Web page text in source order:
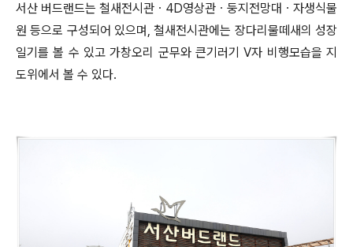
서산 버드랜드는 철새전시관 ㆍ 4D영상관 ㆍ 둥지전망대 ㆍ 자생식물
원 등으로 구성되어 있으며,철새전시관에는 장다리물떼새의 성장
일기를 볼 수 있고 가창오리 군무와 큰기러기V자 비행모습을 지
도위에서 볼 수 있다.